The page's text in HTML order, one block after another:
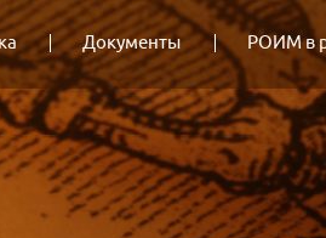
Документы РОИМ в